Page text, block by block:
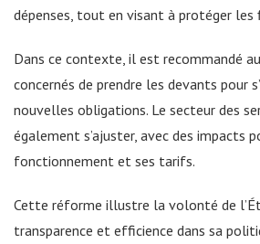
dépenses, tout en visant à protéger les
Dans ce contexte, il est recommandé
concernés de prendre les devants pour
nouvelles obligations. Le secteur des
également s’ajuster, avec des impacts
fonctionnement et ses tarifs.
Cette réforme illustre la volonté de
transparence et efficience dans sa